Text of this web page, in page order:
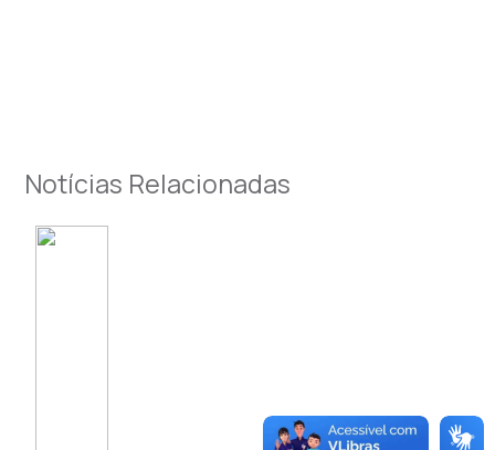
Notícias Relacionadas